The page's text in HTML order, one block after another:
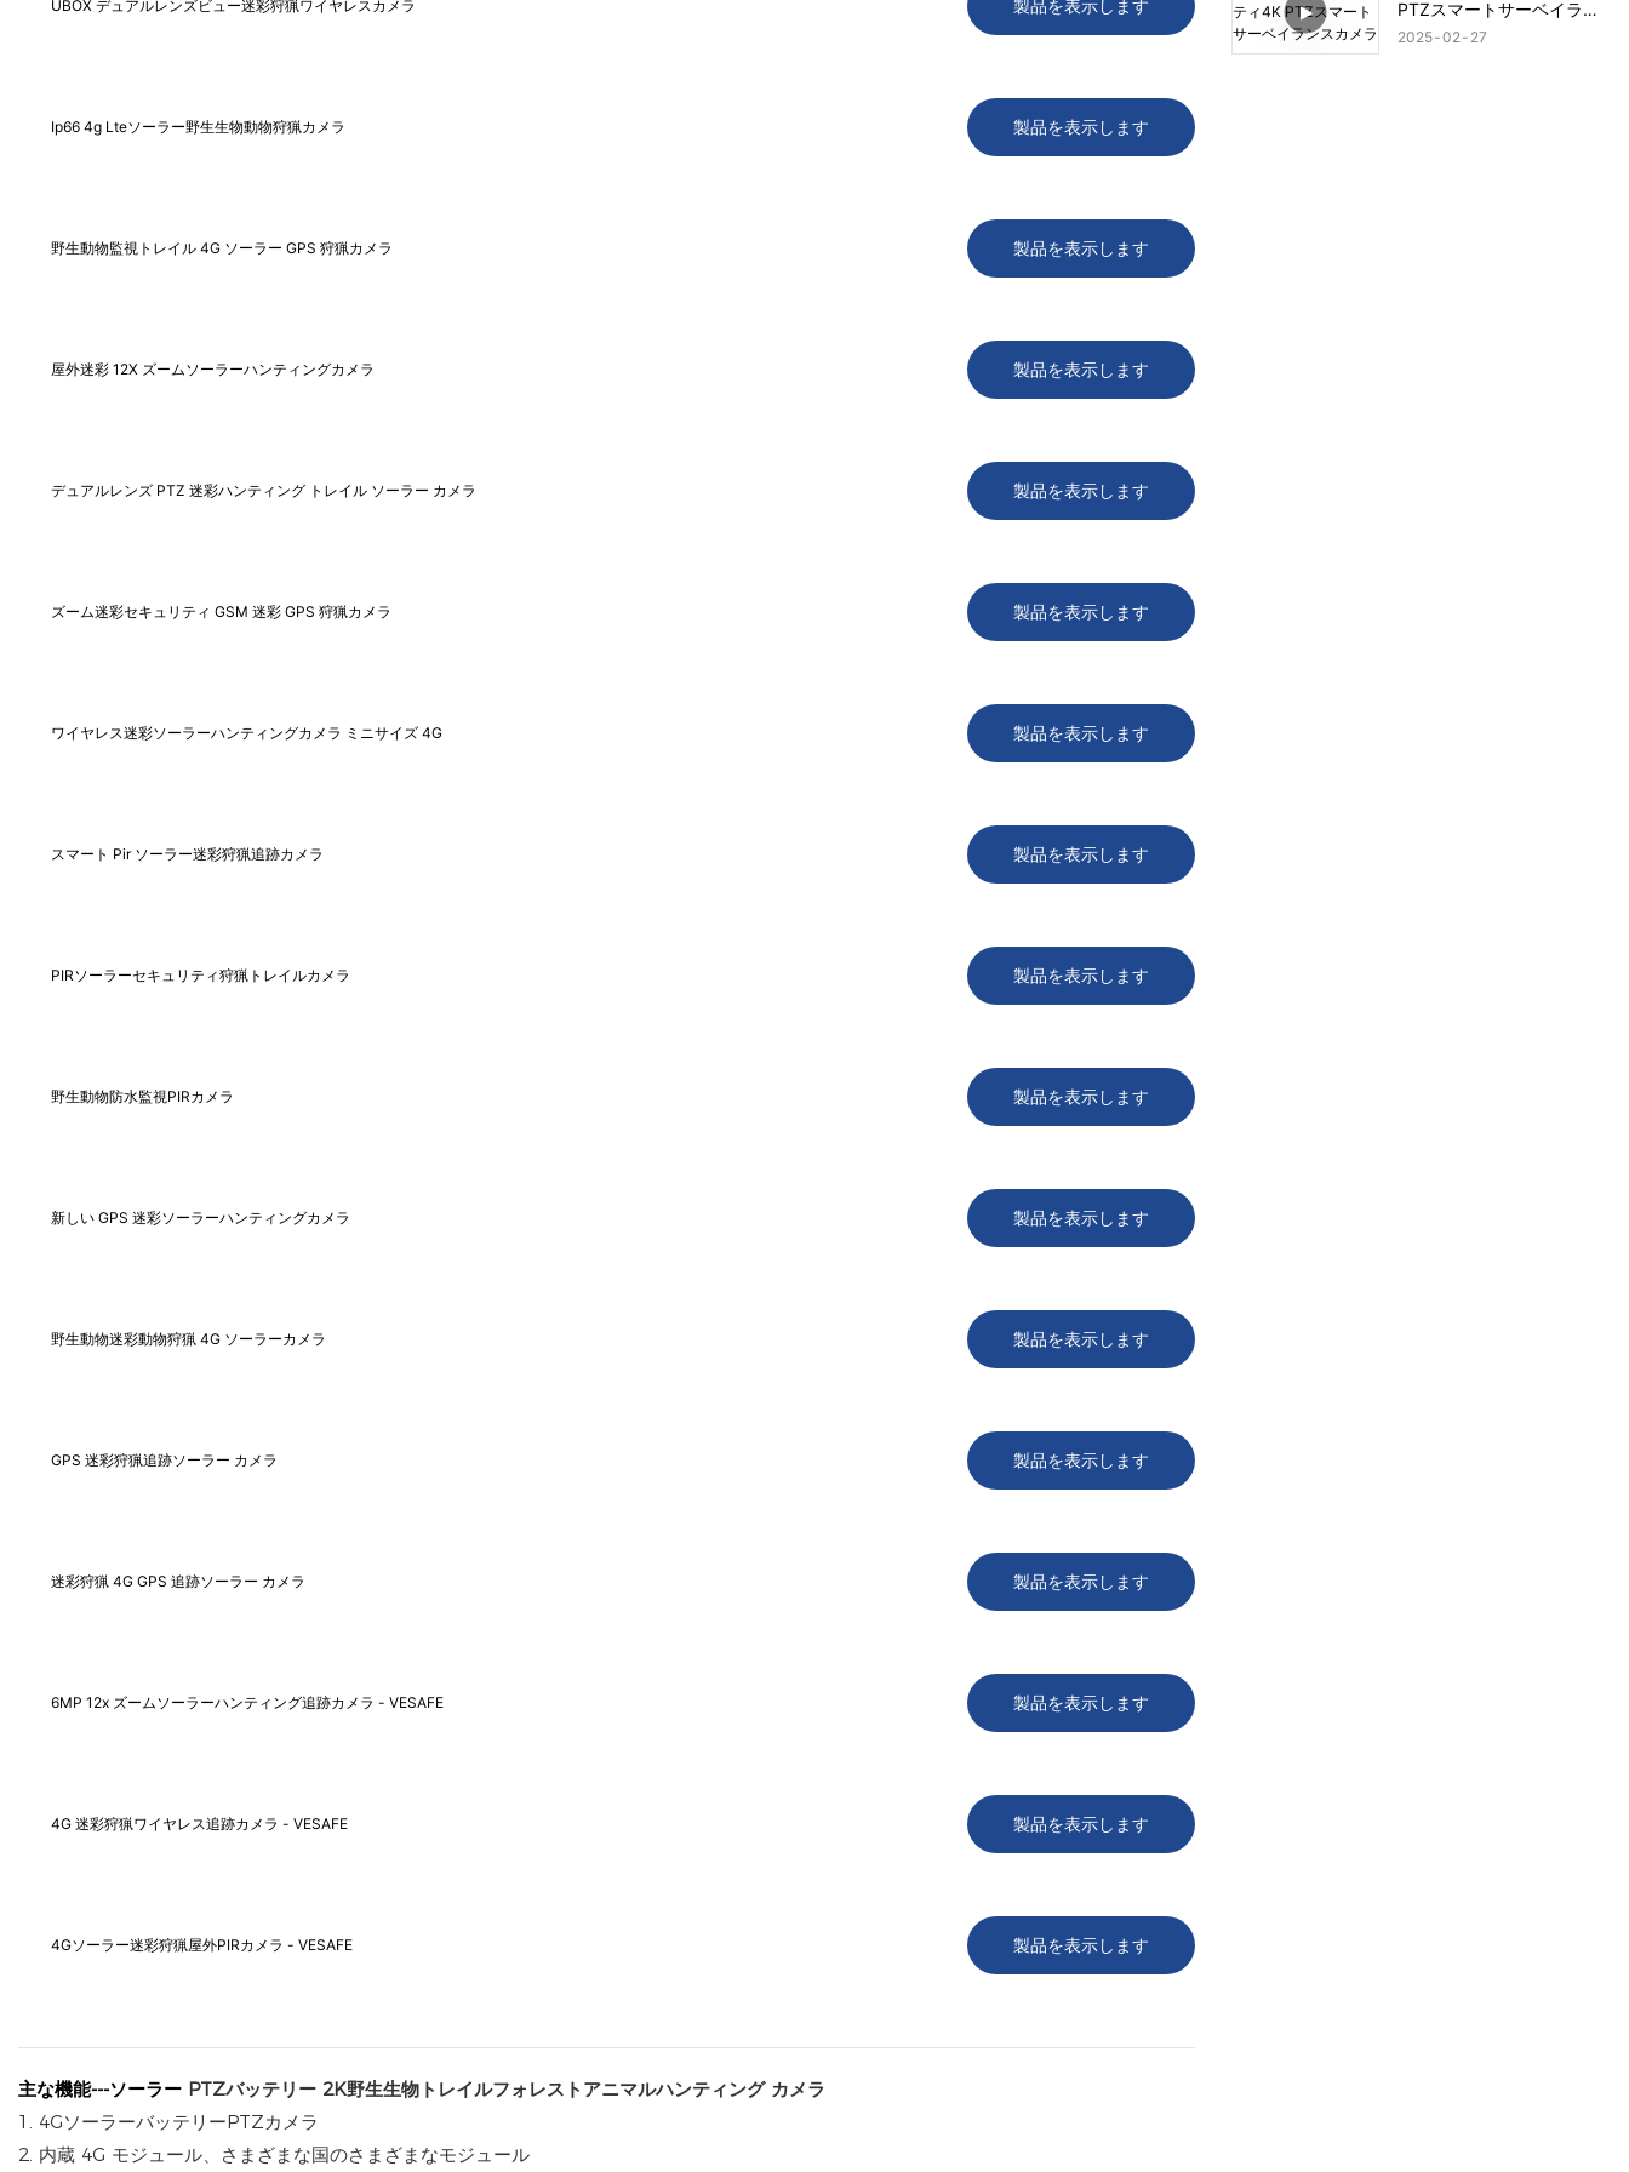
UBOX デュアルレンズビュー迷彩狩猟ワイヤレスカメラ 製品を表示します
Ip66 4g Lteソーラー野生生物動物狩猟カメラ 製品を表示します
野生動物監視トレイル 4G ソーラー GPS 狩猟カメラ 製品を表示します
屋外迷彩 12X ズームソーラーハンティングカメラ 製品を表示します
デュアルレンズ PTZ 迷彩ハンティング トレイル ソーラー カメラ 製品を表示します
ズーム迷彩セキュリティ GSM 迷彩 GPS 狩猟カメラ 製品を表示します
ワイヤレス迷彩ソーラーハンティングカメラ ミニサイズ 4G 製品を表示します
スマート Pir ソーラー迷彩狩猟追跡カメラ 製品を表示します
PIRソーラーセキュリティ狩猟トレイルカメラ 製品を表示します
野生動物防水監視PIRカメラ 製品を表示します
新しい GPS 迷彩ソーラーハンティングカメラ 製品を表示します
野生動物迷彩動物狩猟 4G ソーラーカメラ 製品を表示します
GPS 迷彩狩猟追跡ソーラー カメラ 製品を表示します
迷彩狩猟 4G GPS 追跡ソーラー カメラ 製品を表示します
6MP 12x ズームソーラーハンティング追跡カメラ - VESAFE 製品を表示します
4G 迷彩狩猟ワイヤレス追跡カメラ - VESAFE 製品を表示します
4Gソーラー迷彩狩猟屋外PIRカメラ - VESAFE 製品を表示します
主な機能---ソーラー PTZバッテリー 2K野生生物トレイルフォレストアニマルハンティング カメラ
1. 4GソーラーバッテリーPTZカメラ
2. 内蔵 4G モジュール、さまざまな国のさまざまなモジュール
PTZスマートサーベイラン
スカメラ
2025 02 27